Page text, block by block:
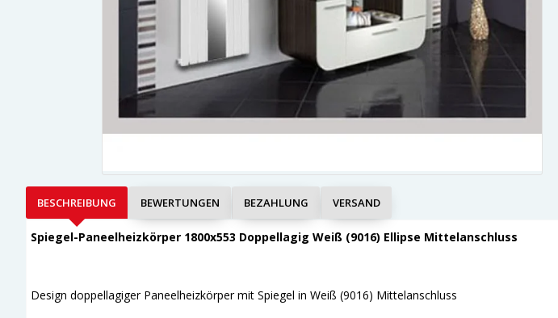
BESCHREIBUNG BEWERTUNGEN BEZAHLUNG VERSAND
Spiegel-Paneelheizkörper 1800x553 Doppellagig Weiß (9016) Ellipse Mittelanschluss
Design doppellagiger Paneelheizkörper mit Spiegel in Weiß (9016) Mittelanschluss